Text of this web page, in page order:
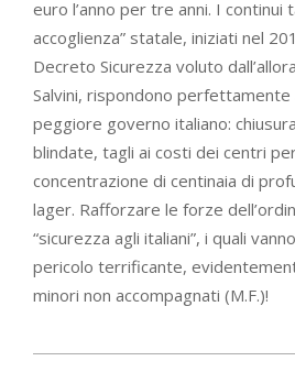
euro l’anno per tre anni. I continui
accoglienza” statale, iniziati nel
Decreto Sicurezza voluto
Salvini, rispondono perfettamente
peggiore governo italiano:
blindate, tagli ai costi dei centri
concentrazione di centinaia di
lager. Rafforzare le forze
“sicurezza agli italiani”, i quali
pericolo terrificante,
minori non accompagnati (M.F.)!